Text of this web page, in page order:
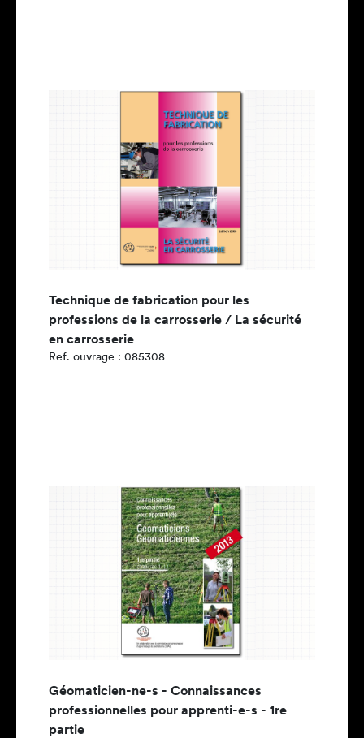
Technique de fabrication pour les
professions de la carrosserie / La sécurité
en carrosserie
Ref. ouvrage : 085308
Géomaticien-ne-s - Connaissances
professionnelles pour apprenti-e-s - 1re
partie